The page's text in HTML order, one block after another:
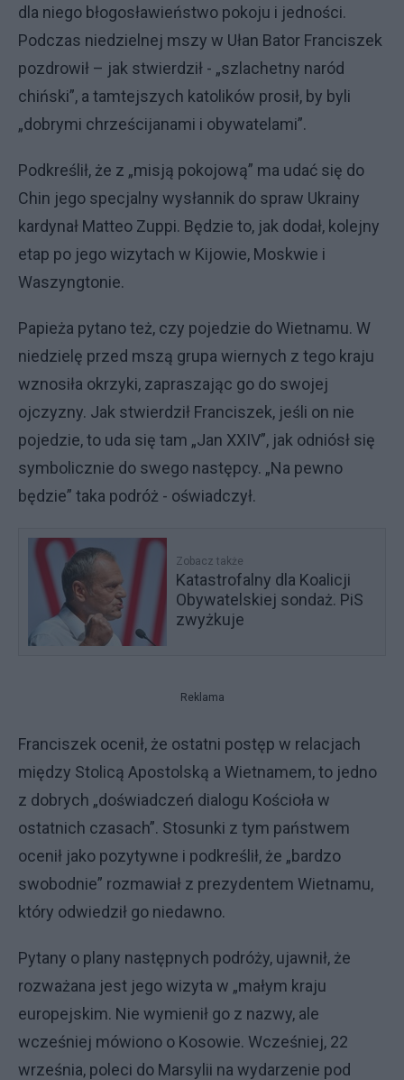
dla niego błogosławieństwo pokoju i jedności.
Podczas niedzielnej mszy w Ułan Bator Franciszek
pozdrowił – jak stwierdził - „szlachetny naród
chiński”, a tamtejszych katolików prosił, by byli
„dobrymi chrześcijanami i obywatelami”.
Podkreślił, że z „misją pokojową” ma udać się do
Chin jego specjalny wysłannik do spraw Ukrainy
kardynał Matteo Zuppi. Będzie to, jak dodał, kolejny
etap po jego wizytach w Kijowie, Moskwie i
Waszyngtonie.
Papieża pytano też, czy pojedzie do Wietnamu. W
niedzielę przed mszą grupa wiernych z tego kraju
wznosiła okrzyki, zapraszając go do swojej
ojczyzny. Jak stwierdził Franciszek, jeśli on nie
pojedzie, to uda się tam „Jan XXIV”, jak odniósł się
symbolicznie do swego następcy. „Na pewno
będzie” taka podróż - oświadczył.
Zobacz także
Katastrofalny dla Koalicji
Obywatelskiej sondaż. PiS
zwyżkuje
Reklama
Franciszek ocenił, że ostatni postęp w relacjach
między Stolicą Apostolską a Wietnamem, to jedno
z dobrych „doświadczeń dialogu Kościoła w
ostatnich czasach”. Stosunki z tym państwem
ocenił jako pozytywne i podkreślił, że „bardzo
swobodnie” rozmawiał z prezydentem Wietnamu,
który odwiedził go niedawno.
Pytany o plany następnych podróży, ujawnił, że
rozważana jest jego wizyta w „małym kraju
europejskim. Nie wymienił go z nazwy, ale
wcześniej mówiono o Kosowie. Wcześniej, 22
września, poleci do Marsylii na wydarzenie pod